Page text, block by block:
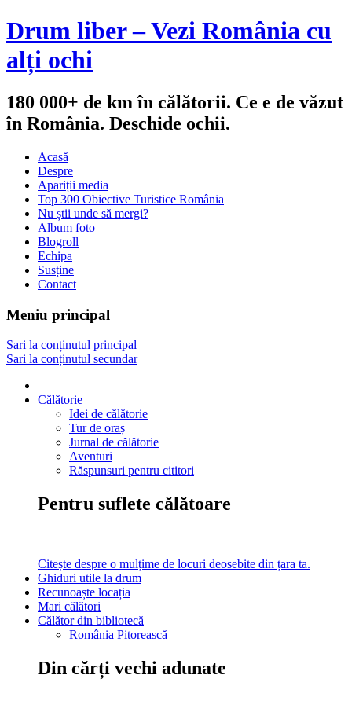
Drum liber – Vezi România cu
alți ochi
180 000+ de km în călătorii. Ce e de văzut
în România. Deschide ochii.
Acasă
Despre
Apariții media
Top 300 Obiective Turistice România
Nu știi unde să mergi?
Album foto
Blogroll
Echipa
Susține
Contact
Meniu principal
Sari la conținutul principal
Sari la conținutul secundar
Călătorie
Idei de călătorie
Tur de oraș
Jurnal de călătorie
Aventuri
Răspunsuri pentru cititori
Pentru suflete călătoare
Citește despre o mulțime de locuri deosebite din țara ta.
Ghiduri utile la drum
Recunoaște locația
Mari călători
Călător din bibliotecă
România Pitorească
Din cărți vechi adunate